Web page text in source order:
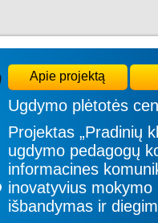
Apie projektą
Ugdymo plėtotės
Projektas „Pradinių
ugdymo pedagogų
informacines
inovatyvius
išbandymas ir